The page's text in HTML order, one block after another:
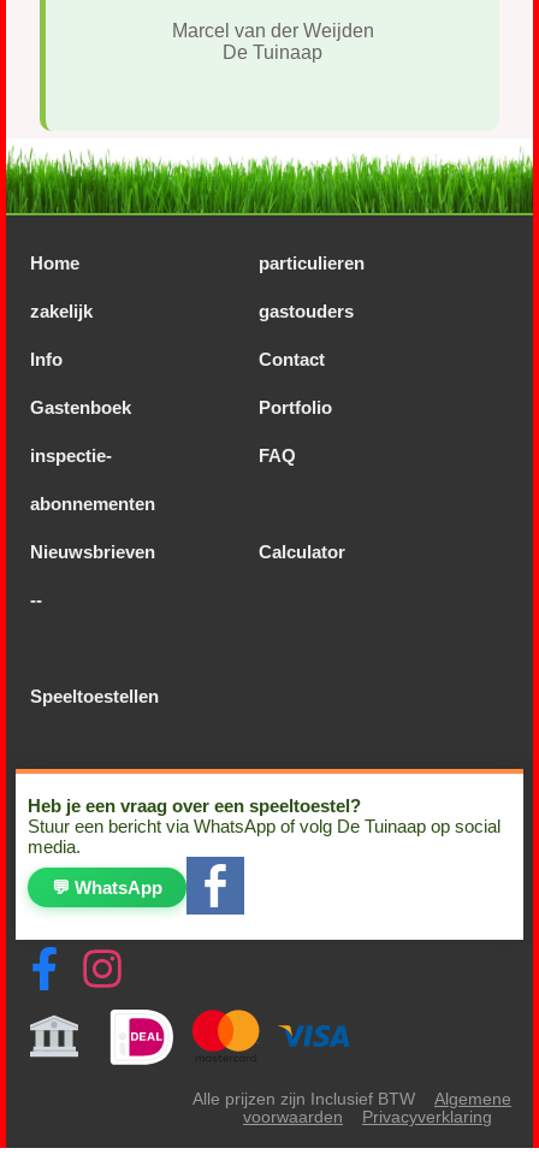
Marcel van der Weijden
De Tuinaap
Home particulieren
zakelijk gastouders
Info Contact
Gastenboek Portfolio
inspectie-
abonnementen
FAQ
Nieuwsbrieven Calculator
--
Speeltoestellen
Heb je een vraag over een speeltoestel?
Stuur een bericht via WhatsApp of volg De Tuinaap op social
media.
💬 WhatsApp
Alle prijzen zijn Inclusief BTW
Algemene
voorwaarden
Privacyverklaring